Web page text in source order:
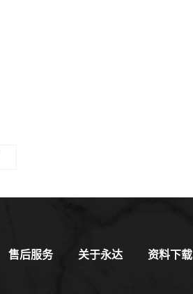
售后服务 关于永达 资料下载